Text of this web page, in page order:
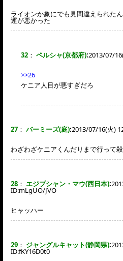
ライオンか象にでも見間違えられた
運が悪かった
32 ： ペルシャ(京都府):2013/07/
>>26
ケニア人目が悪すぎだろ
27 ： バーミーズ(庭):2013/07/16(火)
わざわざケニアくんだりまで行って
28 ： エジプシャン・マウ(西日本):
ID:mLgUO/JVO
ヒャッハー
29 ： ジャングルキャット(静岡県):
ID:fKY16D0t0